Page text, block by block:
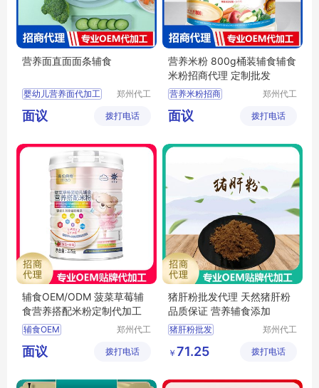
营养面直面面条辅食
婴幼儿营养面代加工
婴幼儿营养面贴牌代工
婴幼儿营养面oem
营养直面代加工
郑州代工
技有限公
面议 拨打电话
营养米粉 800g桶装辅食辅食
米粉招商代理 定制批发
营养米粉招商
营养米粉代理
桶装米粉批发
婴儿辅食招商
郑州代工
技有限公
面议 拨打电话
辅食OEM/ODM 菠菜草莓辅
食营养搭配米粉定制代加工
辅食OEM
辅食贴牌代工
辅食代工
郑州代工
技有限公
面议 拨打电话
猪肝粉批发代理 天然猪肝粉
品质保证 营养辅食添加
猪肝粉批发
辅食添加粉
营养辅食粉价格
郑州代工
技有限公
￥ 71.25 拨打电话